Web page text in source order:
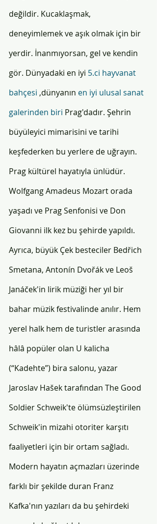
değildir. Kucaklaşmak,
deneyimlemek ve aşık olmak için bir
yerdir. İnanmıyorsan, gel ve kendin
gör. Dünyadaki en iyi 5.ci hayvanat
bahçesi ,dünyanın en iyi ulusal sanat
galerinden biri Prag'dadır. Şehrin
büyüleyici mimarisini ve tarihi
keşfederken bu yerlere de uğrayın.
Prag kültürel hayatıyla ünlüdür.
Wolfgang Amadeus Mozart orada
yaşadı ve Prag Senfonisi ve Don
Giovanni ilk kez bu şehirde yapıldı.
Ayrıca, büyük Çek besteciler Bedřich
Smetana, Antonín Dvořák ve Leoš
Janáček'in lirik müziği her yıl bir
bahar müzik festivalinde anılır. Hem
yerel halk hem de turistler arasında
hâlâ popüler olan U kalicha
(“Kadehte”) bira salonu, yazar
Jaroslav Hašek tarafından The Good
Soldier Schweik'te ölümsüzleştirilen
Schweik'in mizahi otoriter karşıtı
faaliyetleri için bir ortam sağladı.
Modern hayatın açmazları üzerinde
farklı bir şekilde duran Franz
Kafka'nın yazıları da bu şehirdeki